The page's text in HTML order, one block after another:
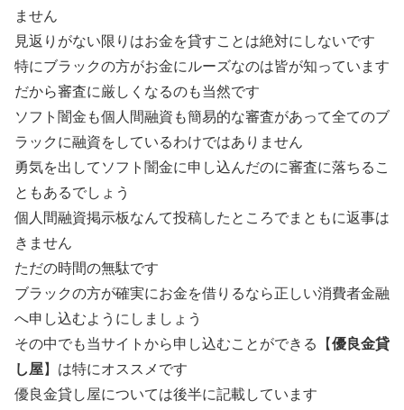
ません
見返りがない限りはお金を貸すことは絶対にしないです
特にブラックの方がお金にルーズなのは皆が知っています
だから審査に厳しくなるのも当然です
ソフト闇金も個人間融資も簡易的な審査があって全てのブ
ラックに融資をしているわけではありません
勇気を出してソフト闇金に申し込んだのに審査に落ちるこ
ともあるでしょう
個人間融資掲示板なんて投稿したところでまともに返事は
きません
ただの時間の無駄です
ブラックの方が確実にお金を借りるなら正しい消費者金融
へ申し込むようにしましょう
その中でも当サイトから申し込むことができる【優良金貸
し屋】は特にオススメです
優良金貸し屋については後半に記載しています